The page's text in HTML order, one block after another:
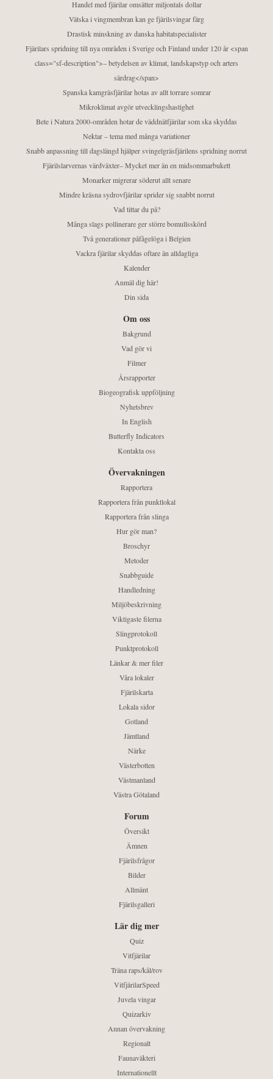
Handel med fjärilar omsätter miljontals dollar
Vätska i vingmembran kan ge fjärilsvingar färg
Drastisk minskning av danska habitatspecialister
Fjärilars spridning till nya områden i Sverige och Finland under 120 år <span
class="sf-description">– betydelsen av klimat, landskapstyp och arters
särdrag</span>
Spanska kamgräsfjärilar hotas av allt torrare somrar
Mikroklimat avgör utvecklingshastighet
Bete i Natura 2000-områden hotar de väddnätfjärilar som ska skyddas
Nektar – tema med många variationer
Snabb anpassning till dagslängd hjälper svingelgräsfjärilens spridning norrut
Fjärilslarvernas värdväxter– Mycket mer än en midsommarbukett
Monarker migrerar söderut allt senare
Mindre kräsna sydrovfjärilar sprider sig snabbt norrut
Vad tittar du på?
Många slags pollinerare ger större bomullsskörd
Två generationer påfågelöga i Belgien
Vackra fjärilar skyddas oftare än alldagliga
Kalender
Anmäl dig här!
Din sida
Om oss
Bakgrund
Vad gör vi
Filmer
Årsrapporter
Biogeografisk uppföljning
Nyhetsbrev
In English
Butterfly Indicators
Kontakta oss
Övervakningen
Rapportera
Rapportera från punktlokal
Rapportera från slinga
Hur gör man?
Broschyr
Metoder
Snabbguide
Handledning
Miljöbeskrivning
Viktigaste filerna
Slingprotokoll
Punktprotokoll
Länkar & mer filer
Våra lokaler
Fjärilskarta
Lokala sidor
Gotland
Jämtland
Närke
Västerbotten
Västmanland
Västra Götaland
Forum
Översikt
Ämnen
Fjärilsfrågor
Bilder
Allmänt
Fjärilsgalleri
Lär dig mer
Quiz
Vitfjärilar
Träna raps/kål/rov
VitfjärilarSpeed
Juvela vingar
Quizarkiv
Annan övervakning
Regionalt
Faunaväkteri
Internationellt